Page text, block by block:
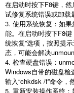
在启动时按下F8键，
试修复系统错误或卸载
3. 使用系统恢复：如
能。在启动时按下F8键
统恢复”选项，按照提
态，可能会解决
4. 检查硬盘错误：
Windows自带的磁盘检
输入“chkdsk /f”命令，
5. 重新安装操作系统